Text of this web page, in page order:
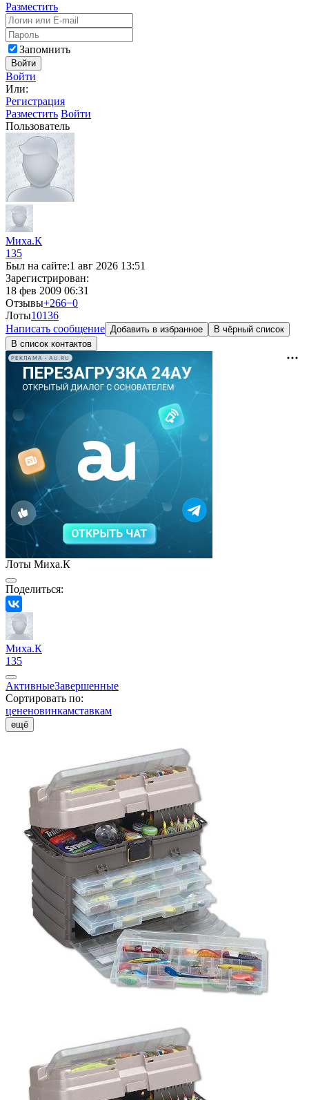
Разместить
Запомнить
Войти
Войти
Или:
Регистрация
Разместить Войти
Пользователь
Миха.К
135
Был на сайте:1 авг 2026 13:51
Зарегистрирован:
18 фев 2009 06:31
Отзывы+266−0
Лоты10136
Написать сообщение Добавить в избранное
В чёрный список
В список контактов
РЕКЛАМА • AU.RU
Лоты Миха.К
Поделиться:
Миха.К
135
АктивныеЗавершенные
Сортировать по:
цененовинкамставкам
ещё